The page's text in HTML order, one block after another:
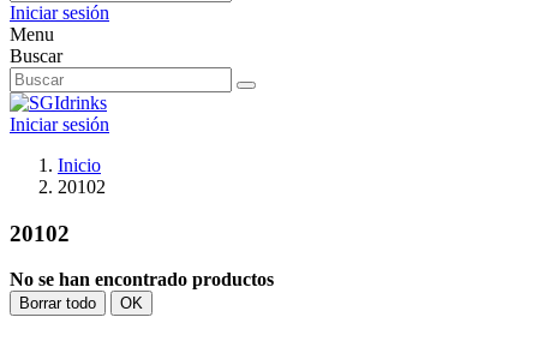
Iniciar sesión
Menu
Buscar
Iniciar sesión
Inicio
20102
20102
No se han encontrado productos
Borrar todo OK